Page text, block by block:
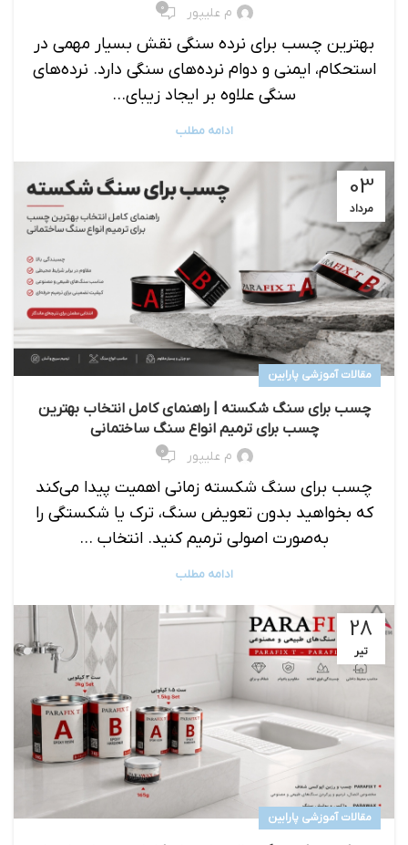
م علیپور ۰
بهترین چسب برای نرده سنگی نقش بسیار مهمی در
استحکام، ایمنی و دوام نرده‌های سنگی دارد. نرده‌های
سنگی علاوه بر ایجاد زیبای...
ادامه مطلب
03
مرداد
مقالات آموزشی پارابین
چسب برای سنگ شکسته | راهنمای کامل انتخاب بهترین
چسب برای ترمیم انواع سنگ ساختمانی
م علیپور ۰
چسب برای سنگ شکسته زمانی اهمیت پیدا می‌کند
که بخواهید بدون تعویض سنگ، ترک یا شکستگی را
به‌صورت اصولی ترمیم کنید. انتخاب ...
ادامه مطلب
28
تیر
مقالات آموزشی پارابین